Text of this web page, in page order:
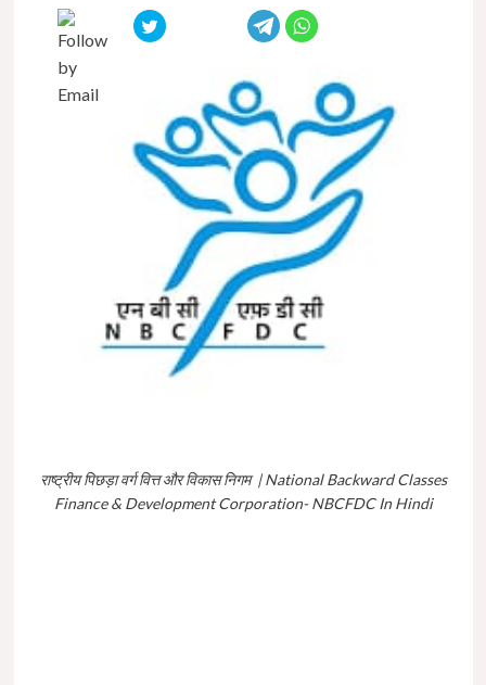
राष्ट्रीय पिछड़ा वर्ग वित्त और विकास निगम | National Backward Classes
Finance & Development Corporation- NBCFDC In Hindi